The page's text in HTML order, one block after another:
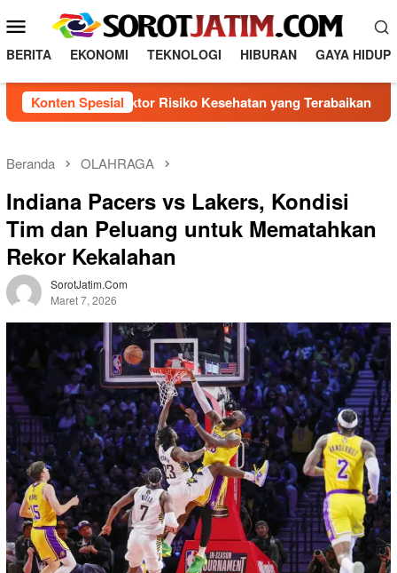
o
a
e
u
M
b
l
e
BERITA EKONOMI TEKNOLOGI HIBURAN GAYA HIDUP
Konten Spesial
5 Faktor Risiko Kesehatan yang Terabaikan
Beranda OLAHRAGA
Indiana Pacers vs Lakers, Kondisi
Tim dan Peluang untuk Mematahkan
Rekor Kekalahan
SorotJatim.com
Maret 7, 2026